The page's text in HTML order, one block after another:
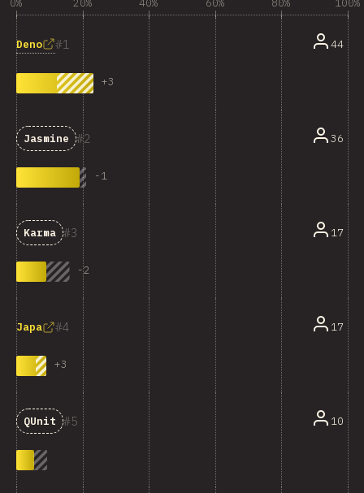
0% 20% 40% 60% 80% 100%
1
Deno
+3
44
2
Jasmine
-1
36
3
Karma
-2
17
4
Japa
+3
17
5
QUnit 10